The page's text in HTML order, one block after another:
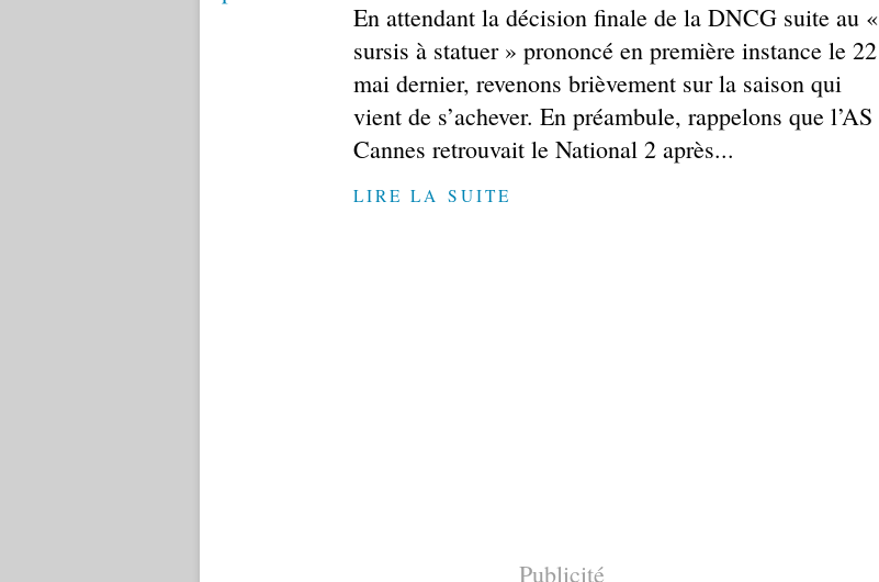
En attendant la décision finale de la DNCG suite au «
sursis à statuer » prononcé en première instance le 22
mai dernier, revenons brièvement sur la saison qui
vient de s’achever. En préambule, rappelons que l’AS
Cannes retrouvait le National 2 après...
LIRE LA SUITE
Publicité